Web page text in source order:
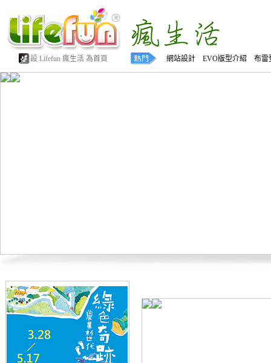
設 Lifefun 瘋生活 為首頁 網站設計 EVO版型介紹 布雷